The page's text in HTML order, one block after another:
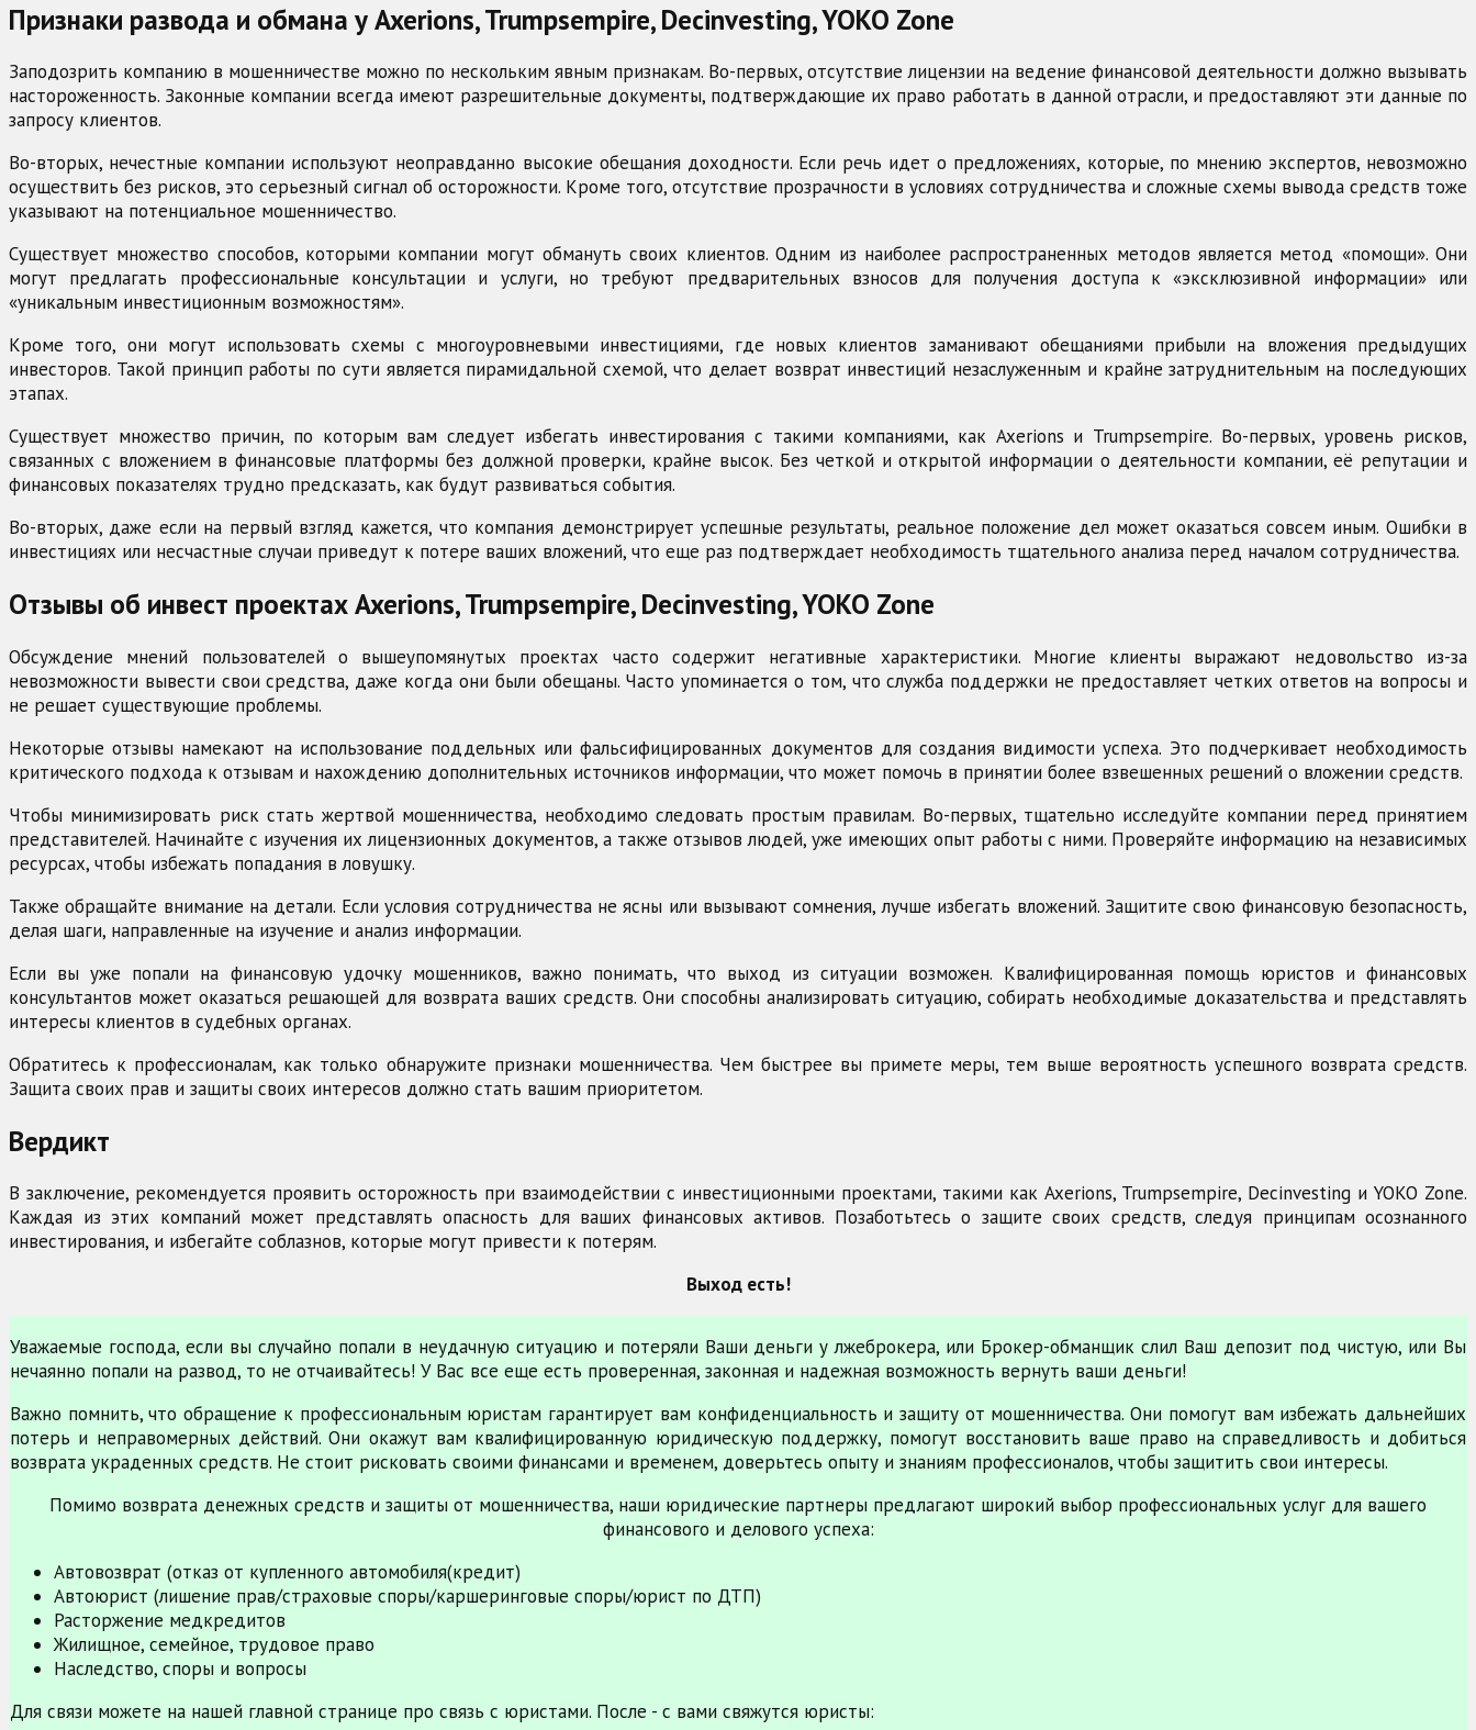
Признаки развода и обмана у Axerions, Trumpsempire, Decinvesting, YOKO Zone
Заподозрить компанию в мошенничестве можно по нескольким явным признакам. Во-первых, отсутствие лицензии на ведение финансовой деятельности должно вызывать
настороженность. Законные компании всегда имеют разрешительные документы, подтверждающие их право работать в данной отрасли, и предоставляют эти данные по
запросу клиентов.
Во-вторых, нечестные компании используют неоправданно высокие обещания доходности. Если речь идет о предложениях, которые, по мнению экспертов, невозможно
осуществить без рисков, это серьезный сигнал об осторожности. Кроме того, отсутствие прозрачности в условиях сотрудничества и сложные схемы вывода средств тоже
указывают на потенциальное мошенничество.
Существует множество способов, которыми компании могут обмануть своих клиентов. Одним из наиболее распространенных методов является метод «помощи». Они
могут предлагать профессиональные консультации и услуги, но требуют предварительных взносов для получения доступа к «эксклюзивной информации» или
«уникальным инвестиционным возможностям».
Кроме того, они могут использовать схемы с многоуровневыми инвестициями, где новых клиентов заманивают обещаниями прибыли на вложения предыдущих
инвесторов. Такой принцип работы по сути является пирамидальной схемой, что делает возврат инвестиций незаслуженным и крайне затруднительным на последующих
этапах.
Существует множество причин, по которым вам следует избегать инвестирования с такими компаниями, как Axerions и Trumpsempire. Во-первых, уровень рисков,
связанных с вложением в финансовые платформы без должной проверки, крайне высок. Без четкой и открытой информации о деятельности компании, её репутации и
финансовых показателях трудно предсказать, как будут развиваться события.
Во-вторых, даже если на первый взгляд кажется, что компания демонстрирует успешные результаты, реальное положение дел может оказаться совсем иным. Ошибки в
инвестициях или несчастные случаи приведут к потере ваших вложений, что еще раз подтверждает необходимость тщательного анализа перед началом сотрудничества.
Отзывы об инвест проектах Axerions, Trumpsempire, Decinvesting, YOKO Zone
Обсуждение мнений пользователей о вышеупомянутых проектах часто содержит негативные характеристики. Многие клиенты выражают недовольство из-за
невозможности вывести свои средства, даже когда они были обещаны. Часто упоминается о том, что служба поддержки не предоставляет четких ответов на вопросы и
не решает существующие проблемы.
Некоторые отзывы намекают на использование поддельных или фальсифицированных документов для создания видимости успеха. Это подчеркивает необходимость
критического подхода к отзывам и нахождению дополнительных источников информации, что может помочь в принятии более взвешенных решений о вложении средств.
Чтобы минимизировать риск стать жертвой мошенничества, необходимо следовать простым правилам. Во-первых, тщательно исследуйте компании перед принятием
представителей. Начинайте с изучения их лицензионных документов, а также отзывов людей, уже имеющих опыт работы с ними. Проверяйте информацию на независимых
ресурсах, чтобы избежать попадания в ловушку.
Также обращайте внимание на детали. Если условия сотрудничества не ясны или вызывают сомнения, лучше избегать вложений. Защитите свою финансовую безопасность,
делая шаги, направленные на изучение и анализ информации.
Если вы уже попали на финансовую удочку мошенников, важно понимать, что выход из ситуации возможен. Квалифицированная помощь юристов и финансовых
консультантов может оказаться решающей для возврата ваших средств. Они способны анализировать ситуацию, собирать необходимые доказательства и представлять
интересы клиентов в судебных органах.
Обратитесь к профессионалам, как только обнаружите признаки мошенничества. Чем быстрее вы примете меры, тем выше вероятность успешного возврата средств.
Защита своих прав и защиты своих интересов должно стать вашим приоритетом.
Вердикт
В заключение, рекомендуется проявить осторожность при взаимодействии с инвестиционными проектами, такими как Axerions, Trumpsempire, Decinvesting и YOKO Zone.
Каждая из этих компаний может представлять опасность для ваших финансовых активов. Позаботьтесь о защите своих средств, следуя принципам осознанного
инвестирования, и избегайте соблазнов, которые могут привести к потерям.
Выход есть!
Уважаемые господа, если вы случайно попали в неудачную ситуацию и потеряли Ваши деньги у лжеброкера, или Брокер-обманщик слил Ваш депозит под чистую, или Вы
нечаянно попали на развод, то не отчаивайтесь! У Вас все еще есть проверенная, законная и надежная возможность вернуть ваши деньги!
Важно помнить, что обращение к профессиональным юристам гарантирует вам конфиденциальность и защиту от мошенничества. Они помогут вам избежать дальнейших
потерь и неправомерных действий. Они окажут вам квалифицированную юридическую поддержку, помогут восстановить ваше право на справедливость и добиться
возврата украденных средств. Не стоит рисковать своими финансами и временем, доверьтесь опыту и знаниям профессионалов, чтобы защитить свои интересы.
Помимо возврата денежных средств и защиты от мошенничества, наши юридические партнеры предлагают широкий выбор профессиональных услуг для вашего
финансового и делового успеха:
Автовозврат (отказ от купленного автомобиля(кредит)
Автоюрист (лишение прав/страховые споры/каршеринговые споры/юрист по ДТП)
Расторжение медкредитов
Жилищное, семейное, трудовое право
Наследство, споры и вопросы
Для связи можете на нашей главной странице про связь с юристами. После - с вами свяжутся юристы: